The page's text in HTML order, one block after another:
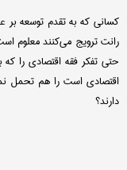
کسانی که به تقدم توسعه بر
رانت ترویج می‌کنند معلوم
حتی تفکر فقه اقتصادی را
اقتصادی است را هم تحمل
دارند؟